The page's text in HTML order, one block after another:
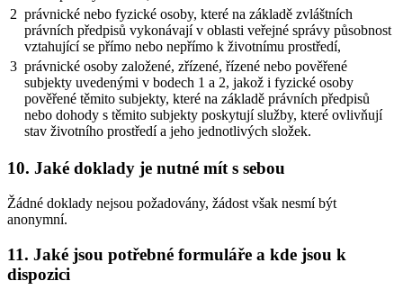
2 právnické nebo fyzické osoby, které na základě zvláštních
právních předpisů vykonávají v oblasti veřejné správy působnost
vztahující se přímo nebo nepřímo k životnímu prostředí,
3 právnické osoby založené, zřízené, řízené nebo pověřené
subjekty uvedenými v bodech 1 a 2, jakož i fyzické osoby
pověřené těmito subjekty, které na základě právních předpisů
nebo dohody s těmito subjekty poskytují služby, které ovlivňují
stav životního prostředí a jeho jednotlivých složek.
10. Jaké doklady je nutné mít s sebou
Žádné doklady nejsou požadovány, žádost však nesmí být
anonymní.
11. Jaké jsou potřebné formuláře a kde jsou k
dispozici